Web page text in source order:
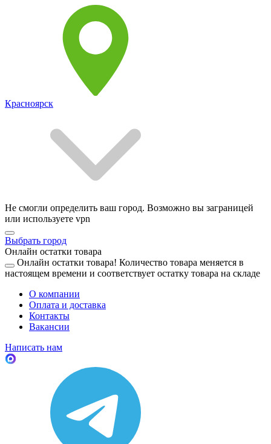
Красноярск
Не смогли определить ваш город. Возможно вы заграницей
или используете vpn
Выбрать город
Онлайн остатки товара
Онлайн остатки товара! Количество товара меняется в
настоящем времени и соответствует остатку товара на складе
О компании
Оплата и доставка
Контакты
Вакансии
Написать нам